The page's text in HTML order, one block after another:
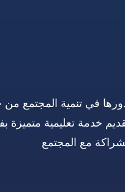
في تنمية المجتمع من
خدمة تعليمية متميزة
مع المجتمع